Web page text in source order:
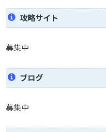
攻略サイト
募集中
ブログ
募集中